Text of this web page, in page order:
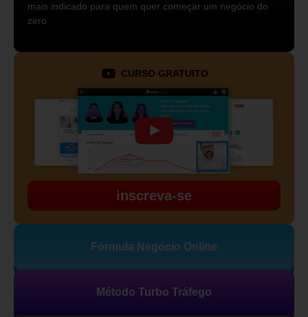
mais indicado para quem quer começar um negócio do
zero.
CURSO GRATUITO
inscreva-se
Fórmula Negócio Online
Método Turbo Tráfego